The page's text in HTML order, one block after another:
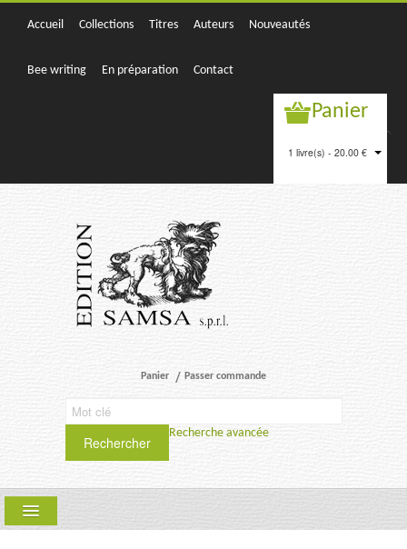
Accueil Collections Titres Auteurs Nouveautés
Bee writing En préparation Contact
Panier
1 livre(s) - 20.00 €
Panier Passer commande
Rechercher
Recherche avancée